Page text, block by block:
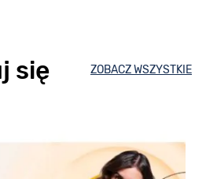
się ZOBACZ WSZYSTKIE